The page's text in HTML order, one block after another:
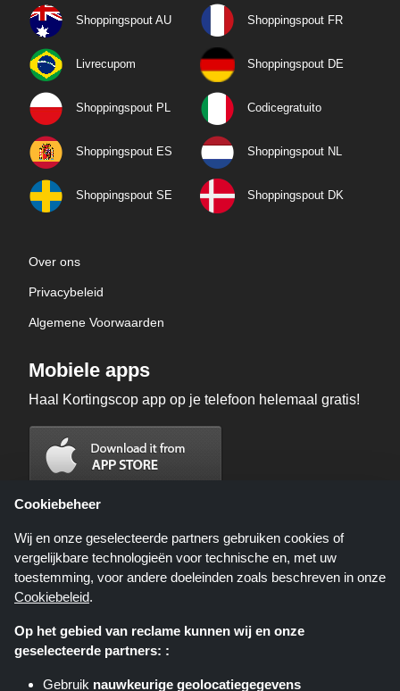
Shoppingspout AU Shoppingspout FR
Livrecupom Shoppingspout DE
Shoppingspout PL Codicegratuito
Shoppingspout ES Shoppingspout NL
Shoppingspout SE Shoppingspout DK
Over ons
Privacybeleid
Algemene Voorwaarden
Mobiele apps
Haal Kortingscop app op je telefoon helemaal gratis!
Kortingscop.nl is een website die u deals, kortingen en kortingscodes biedt;
Cookiebeheer
Wij en onze geselecteerde partners gebruiken cookies of
vergelijkbare technologieën voor technische en, met uw
toestemming, voor andere doeleinden zoals beschreven in onze
Cookiebeleid.
Op het gebied van reclame kunnen wij en onze
geselecteerde partners: :
Gebruik nauwkeurige geolocatiegegevens